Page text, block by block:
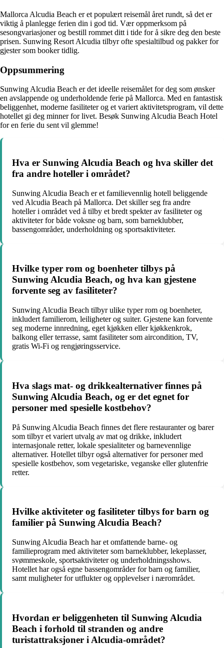
Mallorca Alcudia Beach er et populært reisemål året rundt, så det er
viktig å planlegge ferien din i god tid. Vær oppmerksom på
sesongvariasjoner og bestill rommet ditt i tide for å sikre deg den beste
prisen. Sunwing Resort Alcudia tilbyr ofte spesialtilbud og pakker for
gjester som booker tidlig.
Oppsummering
Sunwing Alcudia Beach er det ideelle reisemålet for deg som ønsker
en avslappende og underholdende ferie på Mallorca. Med en fantastisk
beliggenhet, moderne fasiliteter og et variert aktivitetsprogram, vil dette
hotellet gi deg minner for livet. Besøk Sunwing Alcudia Beach Hotel
for en ferie du sent vil glemme!
Hva er Sunwing Alcudia Beach og hva skiller det
fra andre hoteller i området?
Sunwing Alcudia Beach er et familievennlig hotell beliggende
ved Alcudia Beach på Mallorca. Det skiller seg fra andre
hoteller i området ved å tilby et bredt spekter av fasiliteter og
aktiviteter for både voksne og barn, som barneklubber,
bassengområder, underholdning og sportsaktiviteter.
Hvilke typer rom og boenheter tilbys på
Sunwing Alcudia Beach, og hva kan gjestene
forvente seg av fasiliteter?
Sunwing Alcudia Beach tilbyr ulike typer rom og boenheter,
inkludert familierom, leiligheter og suiter. Gjestene kan forvente
seg moderne innredning, eget kjøkken eller kjøkkenkrok,
balkong eller terrasse, samt fasiliteter som aircondition, TV,
gratis Wi-Fi og rengjøringsservice.
Hva slags mat- og drikkealternativer finnes på
Sunwing Alcudia Beach, og er det egnet for
personer med spesielle kostbehov?
På Sunwing Alcudia Beach finnes det flere restauranter og barer
som tilbyr et variert utvalg av mat og drikke, inkludert
internasjonale retter, lokale spesialiteter og barnevennlige
alternativer. Hotellet tilbyr også alternativer for personer med
spesielle kostbehov, som vegetariske, veganske eller glutenfrie
retter.
Hvilke aktiviteter og fasiliteter tilbys for barn og
familier på Sunwing Alcudia Beach?
Sunwing Alcudia Beach har et omfattende barne- og
familieprogram med aktiviteter som barneklubber, lekeplasser,
svømmeskole, sportsaktiviteter og underholdningsshows.
Hotellet har også egne bassengområder for barn og familier,
samt muligheter for utflukter og opplevelser i nærområdet.
Hvordan er beliggenheten til Sunwing Alcudia
Beach i forhold til stranden og andre
turistattraksjoner i Alcudia-området?